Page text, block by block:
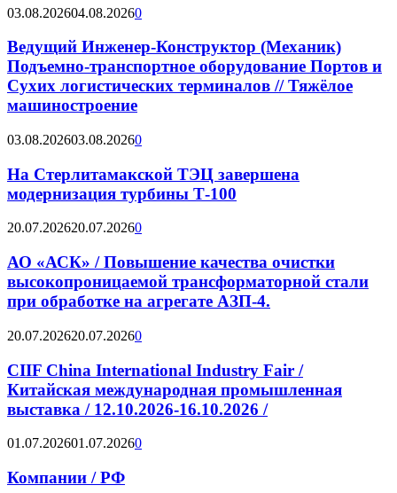
03.08.202604.08.20260
Ведущий Инженер-Конструктор (Механик)
Подъемно-транспортное оборудование Портов и
Сухих логистических терминалов // Тяжёлое
машиностроение
03.08.202603.08.20260
На Стерлитамакской ТЭЦ завершена
модернизация турбины Т-100
20.07.202620.07.20260
АО «АСК» / Повышение качества очистки
высокопроницаемой трансформаторной стали
при обработке на агрегате АЗП-4.
20.07.202620.07.20260
CIIF China International Industry Fair /
Китайская международная промышленная
выставка / 12.10.2026-16.10.2026 /
01.07.202601.07.20260
Компании / РФ